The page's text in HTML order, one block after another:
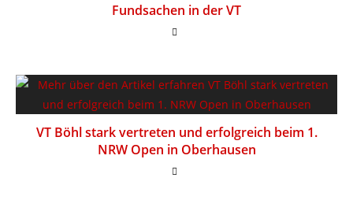
Fundsachen in der VT
VT Böhl stark vertreten und erfolgreich beim 1.
NRW Open in Oberhausen